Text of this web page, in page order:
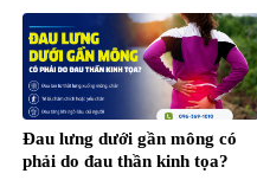
Đau lưng dưới gần mông có
phải do đau thần kinh tọa?